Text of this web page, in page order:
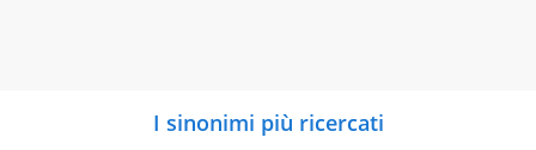
I sinonimi più ricercati